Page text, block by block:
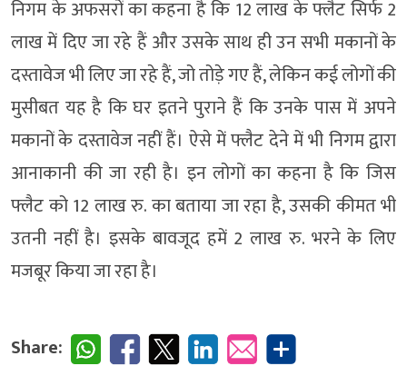
निगम के अफसरों का कहना है कि 12 लाख के फ्लैट सिर्फ 2
लाख में दिए जा रहे हैं और उसके साथ ही उन सभी मकानों के
दस्तावेज भी लिए जा रहे हैं, जो तोड़े गए हैं, लेकिन कई लोगों की
मुसीबत यह है कि घर इतने पुराने हैं कि उनके पास में अपने
मकानों के दस्तावेज नहीं हैं। ऐसे में फ्लैट देने में भी निगम द्वारा
आनाकानी की जा रही है। इन लोगों का कहना है कि जिस
फ्लैट को 12 लाख रु. का बताया जा रहा है, उसकी कीमत भी
उतनी नहीं है। इसके बावजूद हमें 2 लाख रु. भरने के लिए
मजबूर किया जा रहा है।
Share: